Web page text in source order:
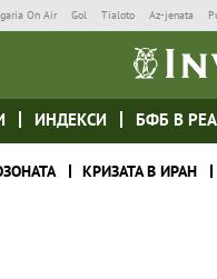
On Air Gol Tialoto Az-jenata
ИНДЕКСИ БФБ В
КРИЗАТА В ИРАН